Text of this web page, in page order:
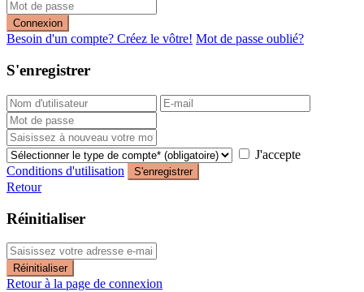
Connexion
Besoin d'un compte? Créez le vôtre! Mot de passe oublié?
S'enregistrer
J'accepte
Conditions d'utilisation
S'enregistrer
Retour
Réinitialiser
Réinitialiser
Retour à la page de connexion